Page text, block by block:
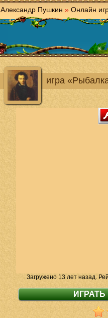
Александр Пушкин » Онлайн
игра
Загружено 13 лет назад.